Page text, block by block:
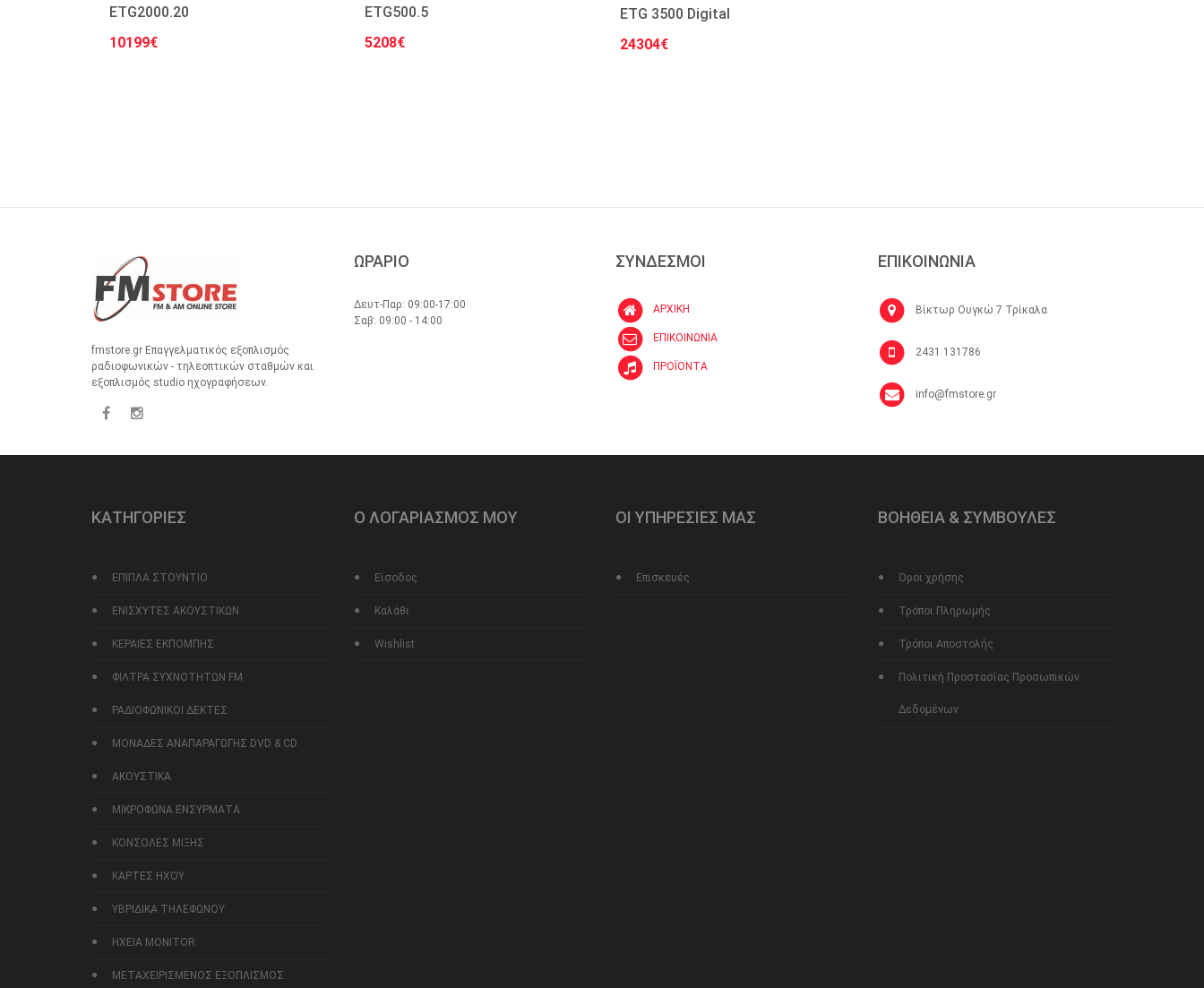
ETG2000.20
10199€
ETG500.5
5208€
ETG 3500 Digital
24304€
fmstore.gr Επαγγελματικός εξοπλισμός
ραδιοφωνικών - τηλεοπτικών σταθμών και
εξοπλισμός studio ηχογραφήσεων.
ΩΡΑΡΙΟ
Δευτ-Παρ: 09:00-17:00
Σαβ: 09:00 - 14:00
ΣΥΝΔΕΣΜΟΙ
ΑΡΧΙΚΗ
ΕΠΙΚΟΙΝΩΝΙΑ
ΠΡΟΪΟΝΤΑ
ΕΠΙΚΟΙΝΩΝΙΑ
Βίκτωρ Ουγκώ 7 Τρίκαλα
2431 131786
info@fmstore.gr
ΚΑΤΗΓΟΡΙΕΣ
ΕΠΙΠΛΑ ΣΤΟΥΝΤΙΟ
ΕΝΙΣΧΥΤΕΣ ΑΚΟΥΣΤΙΚΩΝ
ΚΕΡΑΙΕΣ ΕΚΠΟΜΠΗΣ
ΦΙΛΤΡΑ ΣΥΧΝΟΤΗΤΩΝ FM
ΡΑΔΙΟΦΩΝΙΚΟΙ ΔΕΚΤΕΣ
ΜΟΝΑΔΕΣ ΑΝΑΠΑΡΑΓΩΓΗΣ DVD & CD
ΑΚΟΥΣΤΙΚΑ
ΜΙΚΡΟΦΩΝΑ ΕΝΣΥΡΜΑΤΑ
ΚΟΝΣΟΛΕΣ ΜΙΞΗΣ
ΚΑΡΤΕΣ ΗΧΟΥ
ΥΒΡΙΔΙΚΑ ΤΗΛΕΦΩΝΟΥ
ΗΧΕΙΑ MONITOR
ΜΕΤΑΧΕΙΡΙΣΜΕΝΟΣ ΕΞΟΠΛΙΣΜΟΣ
Ο ΛΟΓΑΡΙΑΣΜΟΣ ΜΟΥ
Είσοδος
Καλάθι
Wishlist
ΟΙ ΥΠΗΡΕΣΙΕΣ ΜΑΣ
Επισκευές
ΒΟΗΘΕΙΑ & ΣΥΜΒΟΥΛΕΣ
Όροι χρήσης
Τρόποι Πληρωμής
Τρόποι Αποστολής
Πολιτική Προστασίας Προσωπικών
Δεδομένων